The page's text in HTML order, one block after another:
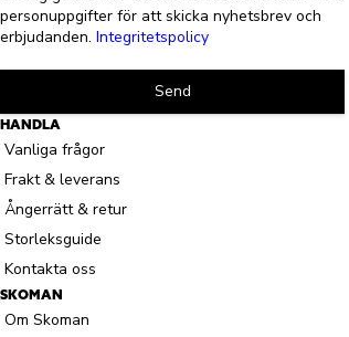
personuppgifter för att skicka nyhetsbrev och
erbjudanden. Integritetspolicy
Send
HANDLA
Vanliga frågor
Frakt & leverans
Ångerrätt & retur
Storleksguide
Kontakta oss
SKOMAN
Om Skoman